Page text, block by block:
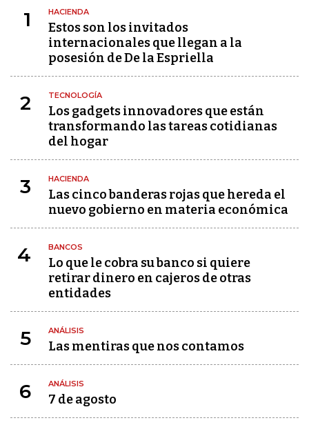
1 HACIENDA
Estos son los invitados
internacionales que llegan a la
posesión de De la Espriella
2 TECNOLOGÍA
Los gadgets innovadores que están
transformando las tareas cotidianas
del hogar
3 HACIENDA
Las cinco banderas rojas que hereda el
nuevo gobierno en materia económica
4 BANCOS
Lo que le cobra su banco si quiere
retirar dinero en cajeros de otras
entidades
5 ANÁLISIS
Las mentiras que nos contamos
6 ANÁLISIS
7 de agosto